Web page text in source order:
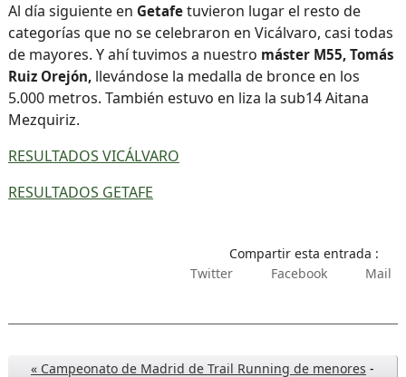
Al día siguiente en Getafetuvieron lugar el resto de
categorías que no se celebraron en Vicálvaro, casi todas
de mayores. Y ahí tuvimos a nuestro máster M55, Tomás
Ruiz Orejón,llevándose la medalla de bronce en los
5.000 metros. También estuvo en liza la sub14 Aitana
Mezquiriz.
RESULTADOS VICÁLVARO
RESULTADOS GETAFE
Compartir esta entrada :
Twitter
Facebook Mail
« Campeonato de Madrid de Trail Running de menores -